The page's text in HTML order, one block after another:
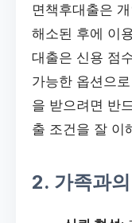
면책후대출은
해소된 후에 이
대출은 신용 점
가능한 옵션으
을 받으려면 반
출 조건을 잘 이
2. 가족과